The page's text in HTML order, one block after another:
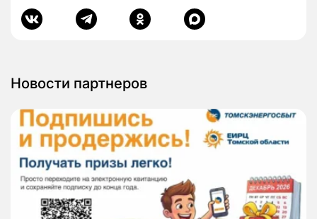
Новости партнеров